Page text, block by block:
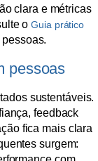
clara e métricas
oGuia prático
pessoas
sustentáveis.
feedback
fica mais clara
surgem: